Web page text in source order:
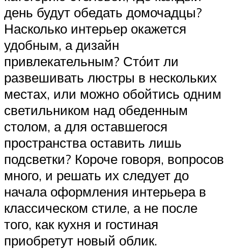
день будут обедать домочадцы?
Насколько интерьер окажется
удобным, а дизайн
привлекательным? Сто́ит ли
развешивать люстры в нескольких
местах, или можно обойтись одним
светильником над обеденным
столом, а для оставшегося
пространства оставить лишь
подсветки? Короче говоря, вопросов
много, и решать их следует до
начала оформления интерьера в
классическом стиле, а не после
того, как кухня и гостиная
приобретут новый облик.